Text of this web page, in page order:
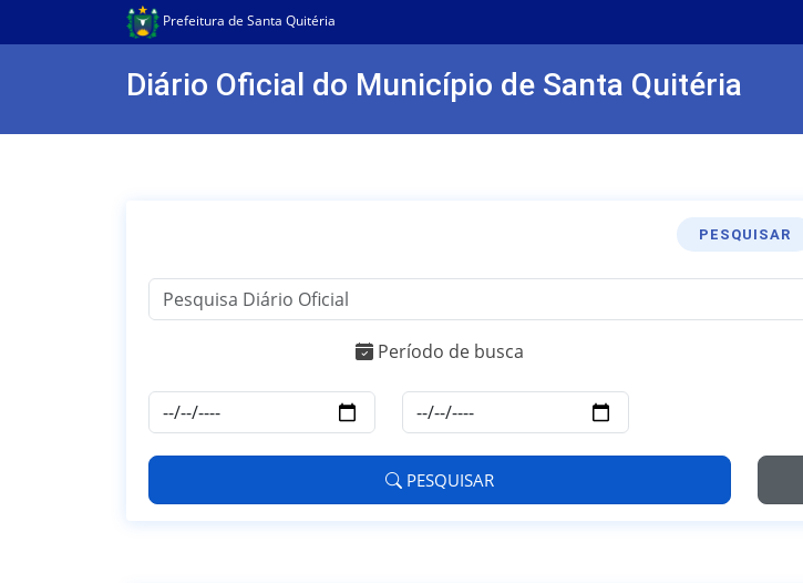
Prefeitura de Santa Quitéria
Diário Oficial do Município de Santa Quitéria
PESQUISAR
Período de busca
PESQUISAR